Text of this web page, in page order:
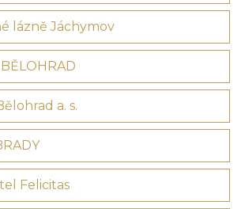
lázně Jáchymov
a. s.
Felicitas